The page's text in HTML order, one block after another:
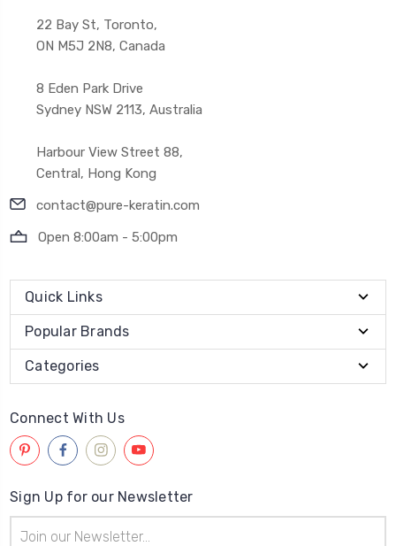
22 Bay St, Toronto,
ON M5J 2N8, Canada
8 Eden Park Drive
Sydney NSW 2113, Australia
Harbour View Street 88,
Central, Hong Kong
contact@pure-keratin.com
Open 8:00am - 5:00pm
Quick Links
Popular Brands
Categories
Connect With Us
Sign Up for our Newsletter